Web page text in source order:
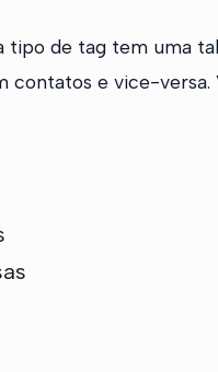
tipo de tag tem uma
contatos e vice-